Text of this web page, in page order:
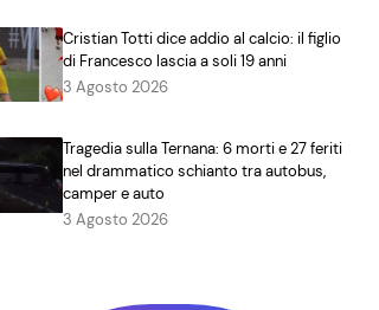
Cristian Totti dice addio al calcio: il figlio
di Francesco lascia a soli 19 anni
3 Agosto 2026
Tragedia sulla Ternana: 6 morti e 27 feriti
nel drammatico schianto tra autobus,
camper e auto
3 Agosto 2026